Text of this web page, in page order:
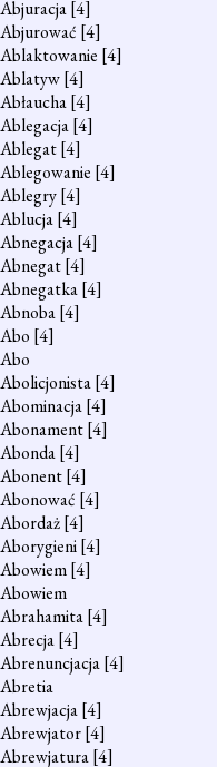
Abjuracja[4]
Abjurować [4]
Ablaktowanie [4]
Ablatyw[4]
Abłaucha[4]
Ablegacja[4]
Ablegat[4]
Ablegowanie [4]
Ablegry[4]
Ablucja[4]
Abnegacja[4]
Abnegat[4]
Abnegatka[4]
Abnoba[4]
Abo [4]
Abo
Abolicjonista[4]
Abominacja[4]
Abonament[4]
Abonda[4]
Abonent[4]
Abonować [4]
Abordaż[4]
Aborygieni[4]
Abowiem[4]
Abowiem
Abrahamita[4]
Abrecja[4]
Abrenuncjacja[4]
Abretia
Abrewjacja[4]
Abrewjator[4]
Abrewjatura[4]